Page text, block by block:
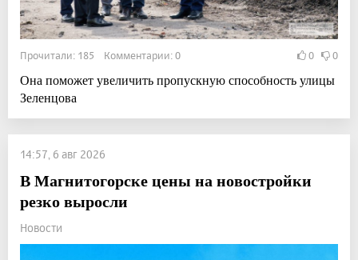
Прочитали: 185 Комментарии: 0 0 0
Она поможет увеличить пропускную способность улицы
Зеленцова
14:57, 6 авг 2026
В Магнитогорске цены на новостройки
резко выросли
Новости